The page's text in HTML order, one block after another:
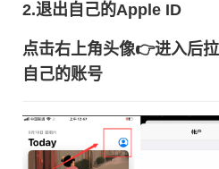
2.退出自己的Apple ID
点击右上角头像👉进入后
自己的账号